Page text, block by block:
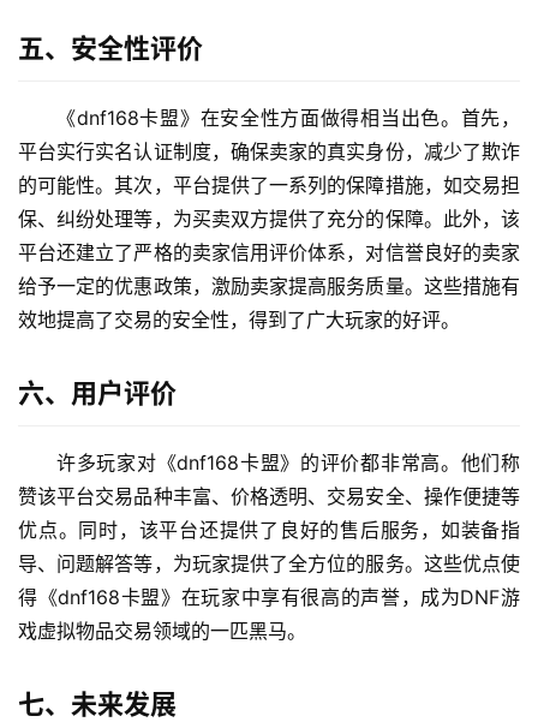
五、安全性评价
《dnf168卡盟》在安全性方面做得相当出色。首先，
平台实行实名认证制度，确保卖家的真实身份，减少了欺诈
的可能性。其次，平台提供了一系列的保障措施，如交易担
保、纠纷处理等，为买卖双方提供了充分的保障。此外，该
平台还建立了严格的卖家信用评价体系，对信誉良好的卖家
给予一定的优惠政策，激励卖家提高服务质量。这些措施有
效地提高了交易的安全性，得到了广大玩家的好评。
六、用户评价
许多玩家对《dnf168卡盟》的评价都非常高。他们称
赞该平台交易品种丰富、价格透明、交易安全、操作便捷等
优点。同时，该平台还提供了良好的售后服务，如装备指
导、问题解答等，为玩家提供了全方位的服务。这些优点使
得《dnf168卡盟》在玩家中享有很高的声誉，成为DNF游
戏虚拟物品交易领域的一匹黑马。
七、未来发展